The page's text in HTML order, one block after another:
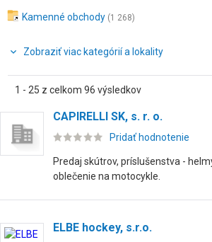
Kamenné obchody (1 268)
Zobraziť viac kategórií a lokality
1 - 25 z celkom 96 výsledkov
CAPIRELLI SK, s. r. o.
Pridať hodnotenie
Predaj skútrov, príslušenstva -
oblečenie na motocykle.
ELBE hockey, s.r.o.